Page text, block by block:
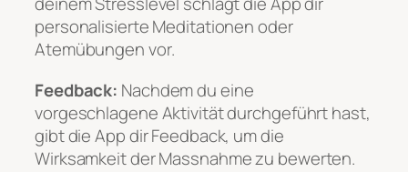
personalisierte Meditationen oder
Atemübungen vor.
Feedback: Nachdem du eine
vorgeschlagene Aktivität durchgeführt hast,
gibt die App dir Feedback, um die
Wirksamkeit der Massnahme zu bewerten.